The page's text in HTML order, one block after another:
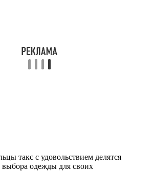
такс с удовольствием делятся
одежды для своих